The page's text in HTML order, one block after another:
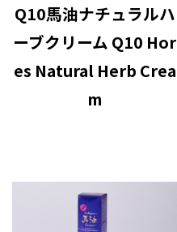
Q10馬油ナチュラルハ
ーブクリーム Q10 Hor
es Natural Herb Crea
m